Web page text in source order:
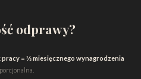
odprawy?
pracy = ⅓ miesięcznego wynagrodzenia